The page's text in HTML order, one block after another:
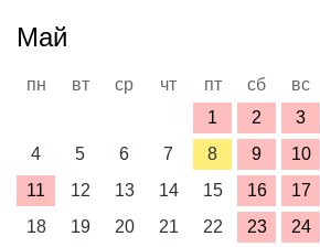
Май
пн вт ср чт пт сб
вс
1
2
3
4
5 6 7 8 9
10
11
12 13 14 15 16
17
18
19 20 21 22 23
24